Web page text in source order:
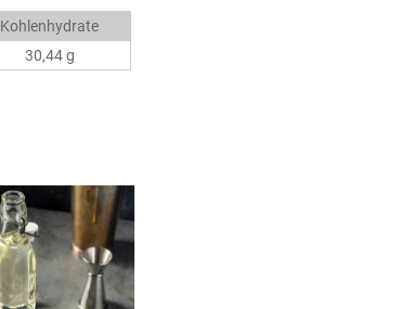
Kohlenhydrate
30,44 g